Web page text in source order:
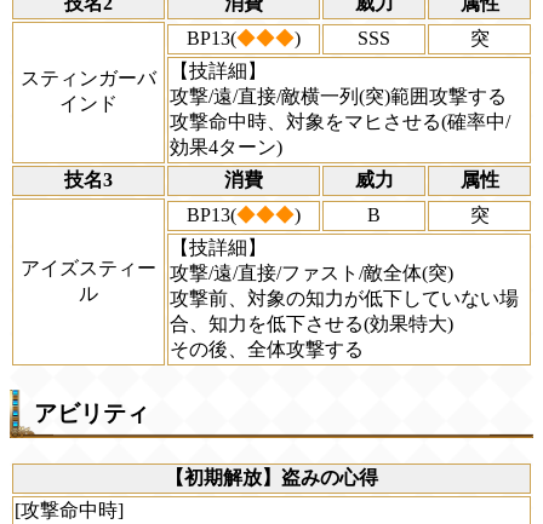
スティンガーバ
インド
BP13(◆◆◆) SSS
突
【技詳細】
攻撃/遠/直接/敵横一列(突)範囲攻撃する
攻撃命中時、対象をマヒさせる(確率中/
効果4ターン)
技名3
消費 威力 属性
アイズスティー
ル
BP13(◆◆◆) B
突
【技詳細】
攻撃/遠/直接/ファスト/敵全体(突)
攻撃前、対象の知力が低下していない場
合、知力を低下させる(効果特大)
その後、全体攻撃する
アビリティ
【初期解放】盗みの心得
[攻撃命中時]